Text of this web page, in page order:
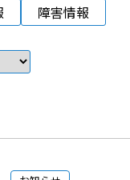
障害情報